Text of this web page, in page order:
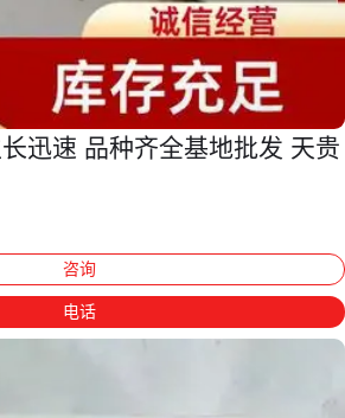
迅速 品种齐全基地批发 天贵
咨询
电话